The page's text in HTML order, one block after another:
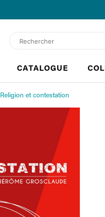
CATALOGUE
Religion et contestation